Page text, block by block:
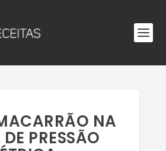
NA
PRESSÃO